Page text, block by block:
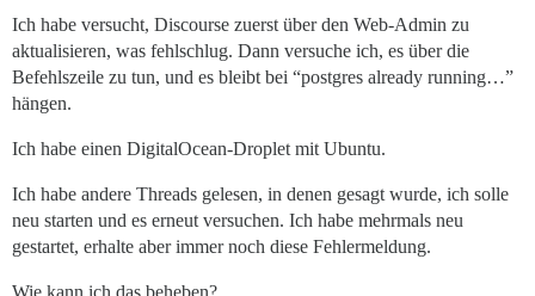
Ich habe versucht, Discourse zuerst über den Web-Admin zu
aktualisieren, was fehlschlug. Dann versuche ich, es über die
Befehlszeile zu tun, und es bleibt bei “postgres already running…”
hängen.
Ich habe einen DigitalOcean-Droplet mit Ubuntu.
Ich habe andere Threads gelesen, in denen gesagt wurde, ich solle
neu starten und es erneut versuchen. Ich habe mehrmals neu
gestartet, erhalte aber immer noch diese Fehlermeldung.
Wie kann ich das beheben?